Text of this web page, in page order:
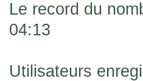
fait normal pour ce
26 Déc 2023, 13:46
acheter une
Le record du
04:13
Utilisateurs